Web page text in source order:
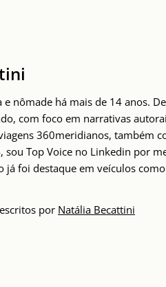
e nômade há mais de 14 anos.
com foco em narrativas
360meridianos, também
sou Top Voice no Linkedin por
foi destaque em veículos
por Natália Becattini